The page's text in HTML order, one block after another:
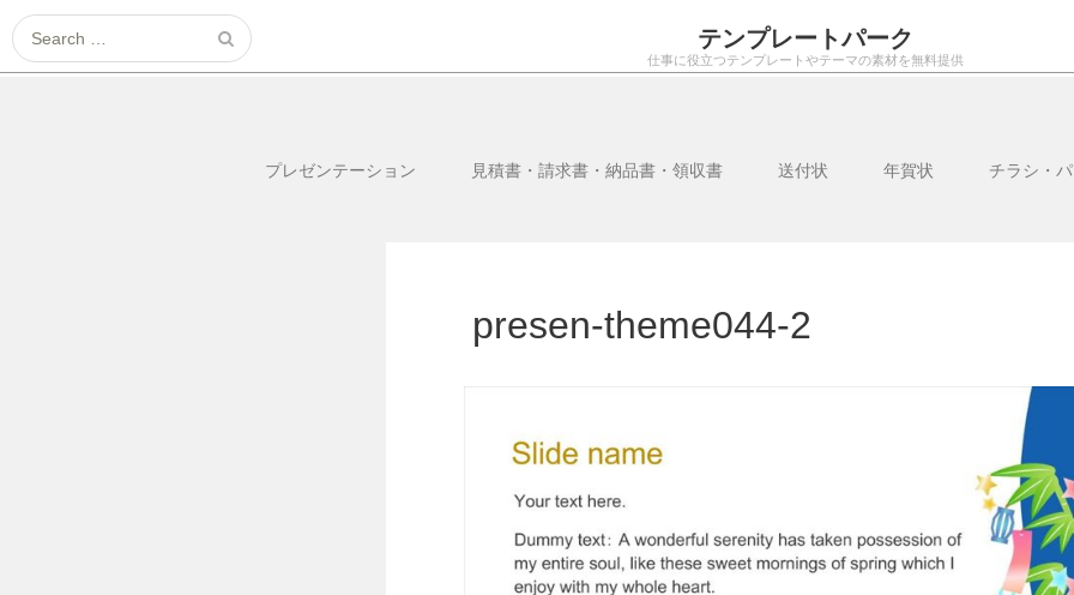
テンプレートパーク
仕事に役立つテンプレートやテーマの素材を無料提供
Search
for:
プレゼンテーション 見積書・請求書・納品書・領収書 送付状 年賀状 チラシ・
presen-theme044-2